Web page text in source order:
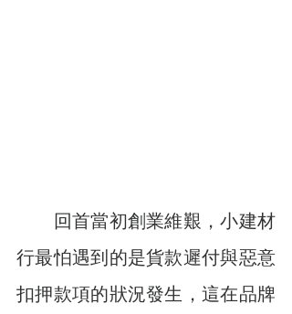
回首當初創業維艱，小建材
行最怕遇到的是貨款遲付與惡意
扣押款項的狀況發生，這在品牌